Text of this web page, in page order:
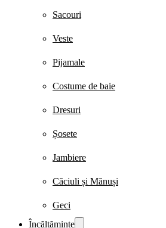
Sacouri
Veste
Pijamale
Costume de baie
Dresuri
Șosete
Jambiere
Căciuli și Mănuși
Geci
Încălțăminte